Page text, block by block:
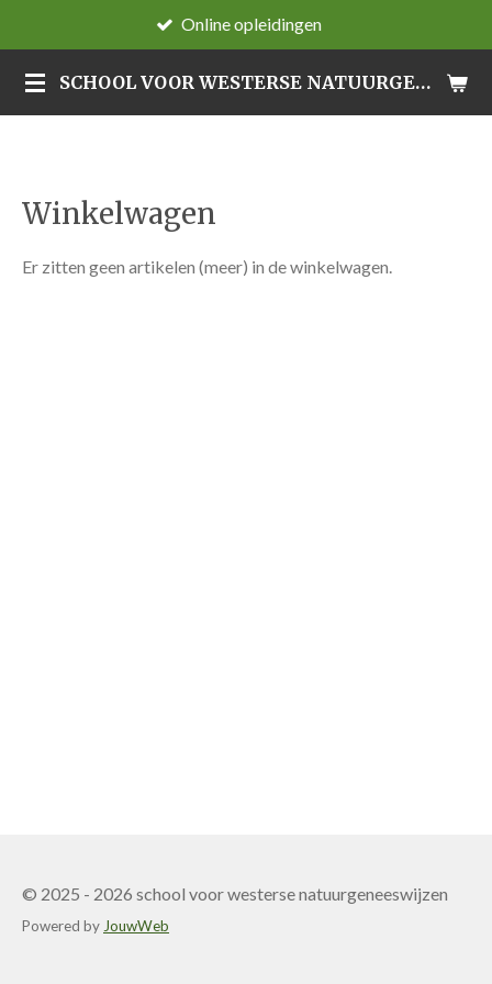
direct
naar
de
SCHOOL VOOR WESTERSE NATUURGENEESWIJZEN
Online opleidingen
Winkelwagen
Er zitten geen artikelen (meer) in de winkelwagen.
© 2025 - 2026 school voor westerse natuurgeneeswijzen
Powered by JouwWeb